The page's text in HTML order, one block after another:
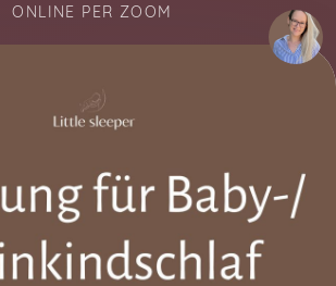
ONLINE PER ZOOM
more about me here...